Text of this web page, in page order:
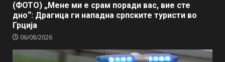
(ФОТО) „Мене ми е срам поради вас, вие сте
дно“: Драгица ги нападна српските туристи во
Грција
06/08/2026